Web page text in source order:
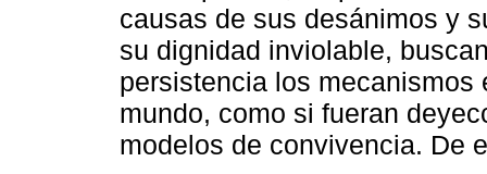
causas de sus desánimos y
su dignidad inviolable,
persistencia los
mundo, como si fueran
modelos de convivencia. De